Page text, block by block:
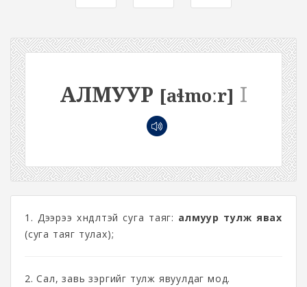
АЛМУУР [aɬmoːr] I
1. Дээрээ хөндөлтэй суга таяг: алмуур тулж явах
(суга таяг тулах);
2. Сал, завь зэргийг тулж явуулдаг мод.